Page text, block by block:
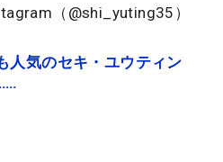
（@shi_yuting35）
人気のセキ・ユウティン